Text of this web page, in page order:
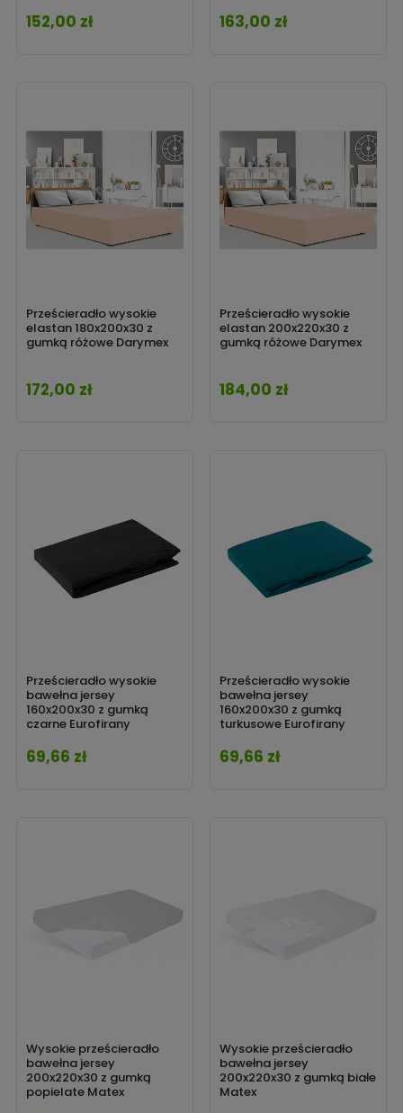
Cena
152,00 zł Cena
163,00 zł
Prześcieradło wysokie
elastan 180x200x30 z
gumką różowe Darymex
Cena
172,00 zł
Prześcieradło wysokie
elastan 200x220x30 z
gumką różowe Darymex
Cena
184,00 zł
Prześcieradło wysokie
bawełna jersey
160x200x30 z gumką
czarne Eurofirany
Cena
69,66 zł
Prześcieradło wysokie
bawełna jersey
160x200x30 z gumką
turkusowe Eurofirany
Cena
69,66 zł
Wysokie prześcieradło
bawełna jersey
200x220x30 z gumką
popielate Matex
Wysokie prześcieradło
bawełna jersey
200x220x30 z gumką białe
Matex